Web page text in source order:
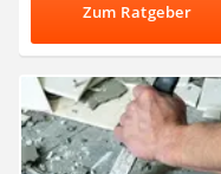
Zum Ratgeber